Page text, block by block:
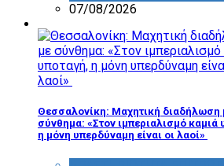
07/08/2026
Θεσσαλονίκη: Μαχητική διαδήλωση
σύνθημα: «Στον ιμπεριαλισμό καμιά
η μόνη υπερδύναμη είναι οι λαοί»